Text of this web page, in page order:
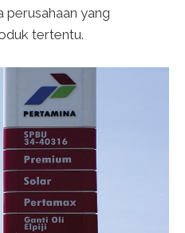
perusahaan yang
tertentu.